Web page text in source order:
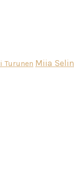
Turunen Miia Selin